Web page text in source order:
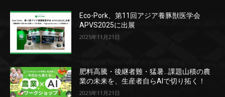
Eco-Pork、第11回アジア養豚獣医学会
APVS2025に出展
2025年11月21日
肥料高騰・後継者難・猛暑…課題山積の農
業の未来を、生産者自らAIで切り拓く！
2025年11月21日